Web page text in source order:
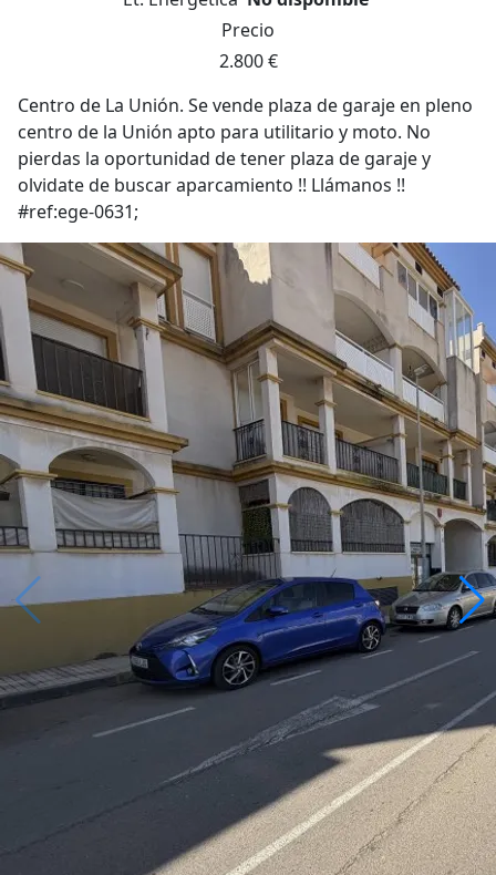
Precio
2.800 €
Centro de La Unión. Se vende plaza de garaje en pleno
centro de la Unión apto para utilitario y moto. No
pierdas la oportunidad de tener plaza de garaje y
olvidate de buscar aparcamiento !! Llámanos !!
#ref:ege-0631;